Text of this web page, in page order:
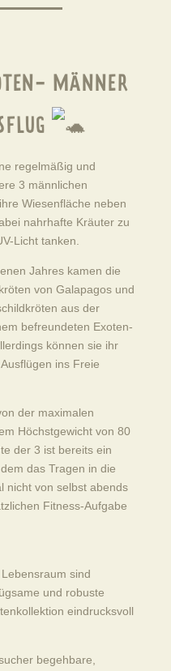
MÄNNER
regelmäßig und
3 männlichen
Wiesenfläche neben
nahrhafte Kräuter zu
Licht tanken.
Jahres kamen die
von Galapagos und
aus der
befreundeten Exoten-
können sie ihr
ins Freie
der maximalen
Höchstgewicht von 80
der 3 ist bereits ein
das Tragen in die
nicht von selbst abends
Fitness-Aufgabe
sind
und robuste
eindrucksvoll
begehbare,